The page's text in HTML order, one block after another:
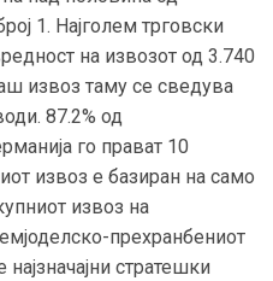
1. Најголем трговски
на извозот од 3.740
извоз таму се сведува
87.2% од
го прават 10
извоз е базиран на само
извоз на
прехранбениот
стратешки